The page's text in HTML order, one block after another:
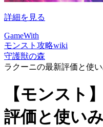
詳細を見る
GameWith
モンスト攻略wiki
守護獣の森
ラクーニの最新評価と使
【モンスト
評価と使い